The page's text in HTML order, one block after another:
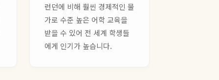
런던에 비해 훨씬 경제적인 물
가로 수준 높은 어학 교육을
받을 수 있어 전 세계 학생들
에게 인기가 높습니다.